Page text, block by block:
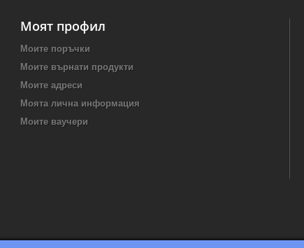
Моят профил
Моите поръчки
Моите върнати продукти
Моите адреси
Моята лична информация
Моите ваучери